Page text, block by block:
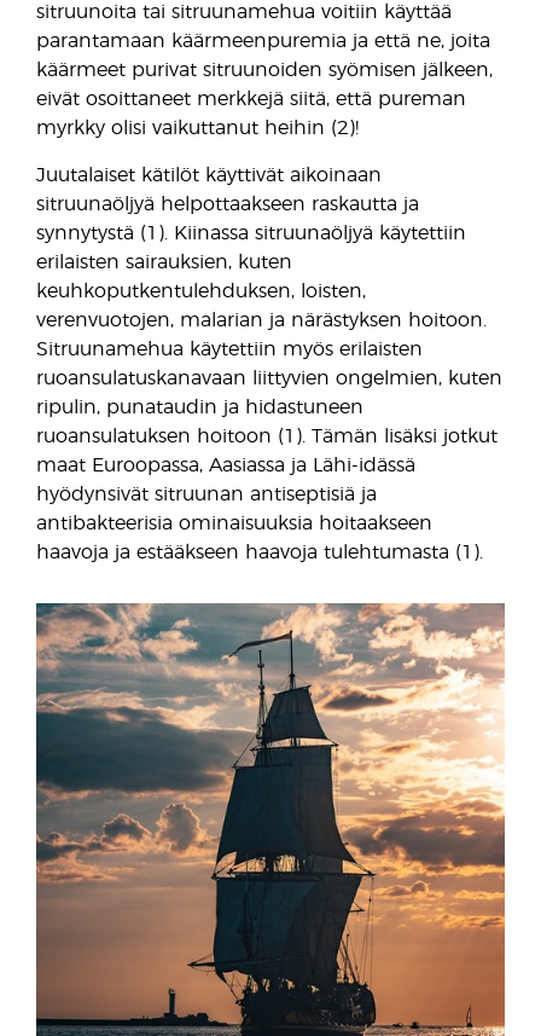
sitruunoita tai sitruunamehua voitiin käyttää
parantamaan käärmeenpuremia ja että ne, joita
käärmeet purivat sitruunoiden syömisen jälkeen,
eivät osoittaneet merkkejä siitä, että pureman
myrkky olisi vaikuttanut heihin (2)!
Juutalaiset kätilöt käyttivät aikoinaan
sitruunaöljyä helpottaakseen raskautta ja
synnytystä (1). Kiinassa sitruunaöljyä käytettiin
erilaisten sairauksien, kuten
keuhkoputkentulehduksen, loisten,
verenvuotojen, malarian ja närästyksen hoitoon.
Sitruunamehua käytettiin myös erilaisten
ruoansulatuskanavaan liittyvien ongelmien, kuten
ripulin, punataudin ja hidastuneen
ruoansulatuksen hoitoon (1). Tämän lisäksi jotkut
maat Euroopassa, Aasiassa ja Lähi-idässä
hyödynsivät sitruunan antiseptisiä ja
antibakteerisia ominaisuuksia hoitaakseen
haavoja ja estääkseen haavoja tulehtumasta (1).